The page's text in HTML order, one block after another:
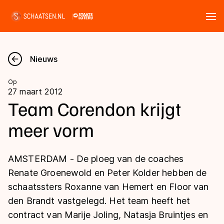
Nieuws
Kalender
Disciplines
Langebaan
Shorttrack
Inlineskaten
Uitslagen
Langebaan
Shorttrack
Marathon
Tijden & historie
Ranglijsten Langebaan
Nieuws
Op
27 maart 2012
Team Corendon krijgt
meer vorm
AMSTERDAM - De ploeg van de coaches
Renate Groenewold en Peter Kolder hebben de
schaatssters Roxanne van Hemert en Floor van
den Brandt vastgelegd. Het team heeft het
contract van Marije Joling, Natasja Bruintjes en